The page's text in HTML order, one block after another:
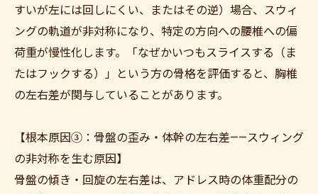
すいが左には回しにくい、またはその逆）場合、スウィ
ングの軌道が非対称になり、特定の方向への腰椎への偏
荷重が慢性化します。「なぜかいつもスライスする（ま
たはフックする）」という方の骨格を評価すると、胸椎
の左右差が関与していることがあります。
【根本原因③：骨盤の歪み・体幹の左右差——スウィング
の非対称を生む原因】
骨盤の傾き・回旋の左右差は、アドレス時の体重配分の